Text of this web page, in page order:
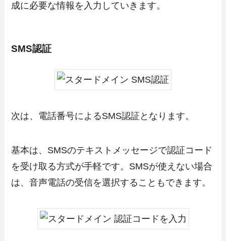
成に必要な情報を入力していきます。
SMS認証
次は、電話番号によるSMS認証となります。
基本は、SMSのテキストメッセージで認証コード
を受け取る方式が手軽です。SMSが使えない場合
は、音声電話の受信を選択することもできます。